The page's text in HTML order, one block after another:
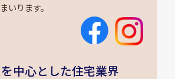
いります。
中心とした住宅業界